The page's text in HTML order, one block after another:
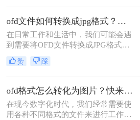
使用的不便，如OFD图片的兼容性问
题。在某些情况下，我们需要将OFD
图片转换为更通用的JPG格式，以满
足需求。本文将介绍ofd图片如何转
jpg。
ofd文件如何转换成jpg格式？教你2个ofd发票转图片的方法
在日常工作和生活中，我们可能会遇
到需要将OFD文件转换成JPG格式的
情况。OFD文件是一种基于XML的开
放式文档格式，由国家标准GB/T
文件格式。而JPG则是一种常见的图
片格式，用于在电脑、手机等设备上
展示图片。
赞 踩
ofd格式怎么转化为图片？快来试试这款OFD转换工具
在现今数字化时代，我们经常需要使
用各种不同格式的文件来进行工作和